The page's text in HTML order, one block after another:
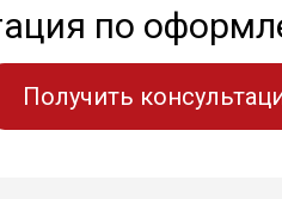
по
Получить